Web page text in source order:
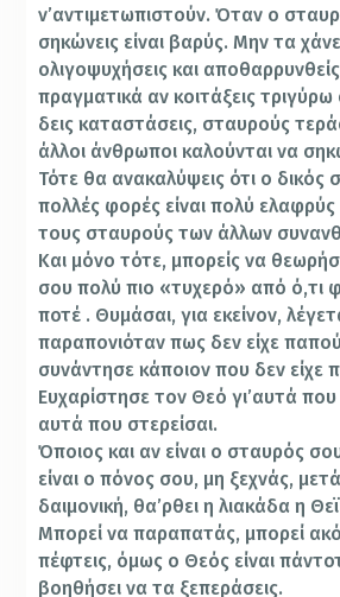
ν’αντιμετωπιστούν. Όταν ο
σηκώνεις είναι βαρύς. Μην τα
ολιγοψυχήσεις και
πραγματικά αν κοιτάξεις
δεις καταστάσεις, σταυρούς
άλλοι άνθρωποι καλούνται να
Τότε θα ανακαλύψεις ότι ο δικός
πολλές φορές είναι πολύ
τους σταυρούς των άλλων
Και μόνο τότε, μπορείς να
σου πολύ πιο «τυχερό» από ό,τι
ποτέ . Θυμάσαι, για εκείνον,
παραπονιόταν πως δεν είχε
συνάντησε κάποιον που δεν είχε
Ευχαρίστησε τον Θεό γι’αυτά που
αυτά που στερείσαι.
Όποιος και αν είναι ο σταυρός
είναι ο πόνος σου, μη ξεχνάς,
δαιμονική, θα’ρθει η λιακάδα η
Μπορεί να παραπατάς, μπορεί
πέφτεις, όμως ο Θεός είναι
βοηθήσει να τα ξεπεράσεις.